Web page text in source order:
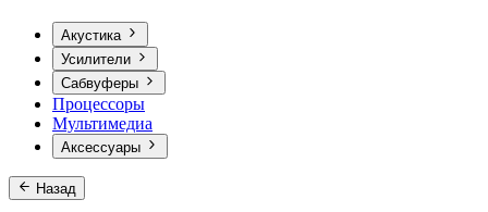
Акустика
Усилители
Сабвуферы
Процессоры
Мультимедиа
Аксессуары
Назад